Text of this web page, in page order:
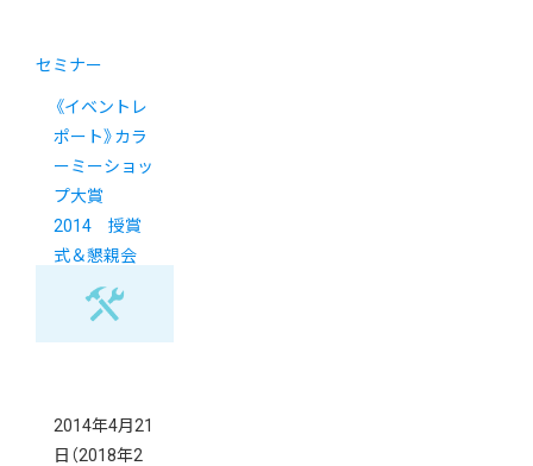
セミナー
《イベントレ
ポート》カラ
ーミーショッ
プ大賞
2014 授賞
式＆懇親会
2014年4月21
日 （2018年2